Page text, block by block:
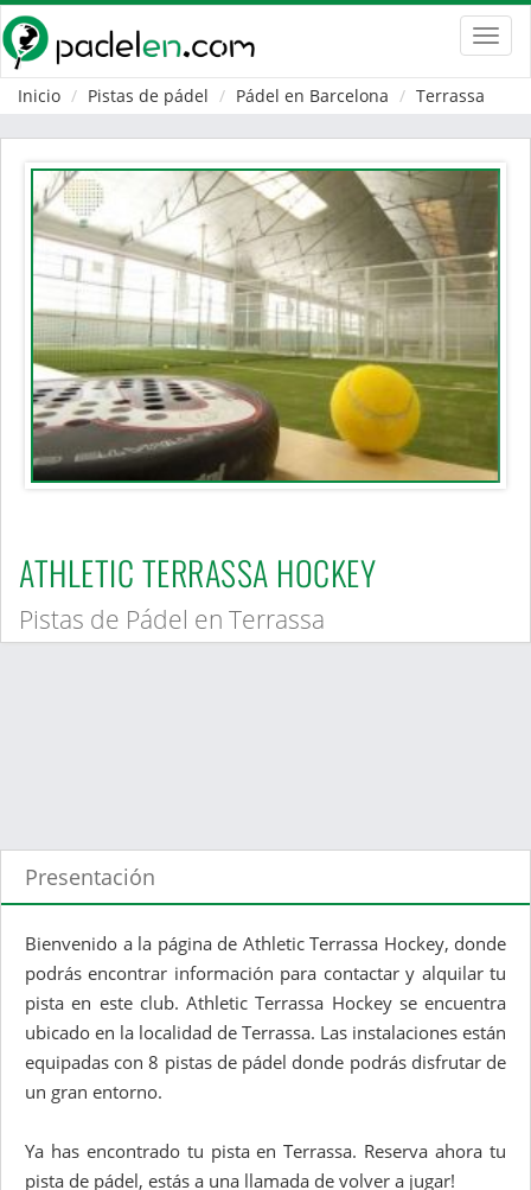
Inicio
Pistas de pádel Pádel en Barcelona Terrassa
ATHLETIC TERRASSA HOCKEY
Pistas de Pádel en Terrassa
Presentación
Bienvenido a la página de Athletic Terrassa Hockey, donde
podrás encontrar información para contactar y alquilar tu
pista en este club. Athletic Terrassa Hockey se encuentra
ubicado en la localidad de Terrassa. Las instalaciones están
equipadas con 8 pistas de pádel donde podrás disfrutar de
un gran entorno.
Ya has encontrado tu pista en Terrassa. Reserva ahora tu
pista de pádel, estás a una llamada de volver a jugar!